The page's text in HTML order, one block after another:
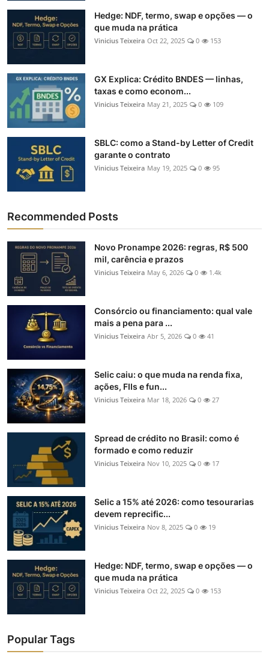
Hedge: NDF, termo, swap e opções — o
que muda na prática
Vinicius Teixeira Oct 22, 2025 0 153
GX Explica: Crédito BNDES — linhas,
taxas e como econom...
Vinicius Teixeira May 21, 2025 0 109
SBLC: como a Stand-by Letter of Credit
garante o contrato
Vinicius Teixeira May 19, 2025 0 95
Recommended Posts
Novo Pronampe 2026: regras, R$ 500
mil, carência e prazos
Vinicius Teixeira May 6, 2026 0 1.4k
Consórcio ou financiamento: qual vale
mais a pena para ...
Vinicius Teixeira Abr 5, 2026 0 41
Selic caiu: o que muda na renda fixa,
ações, FIIs e fun...
Vinicius Teixeira Mar 18, 2026 0 27
Spread de crédito no Brasil: como é
formado e como reduzir
Vinicius Teixeira Nov 10, 2025 0 17
Selic a 15% até 2026: como tesourarias
devem reprecific...
Vinicius Teixeira Nov 8, 2025 0 19
Hedge: NDF, termo, swap e opções — o
que muda na prática
Vinicius Teixeira Oct 22, 2025 0 153
Popular Tags